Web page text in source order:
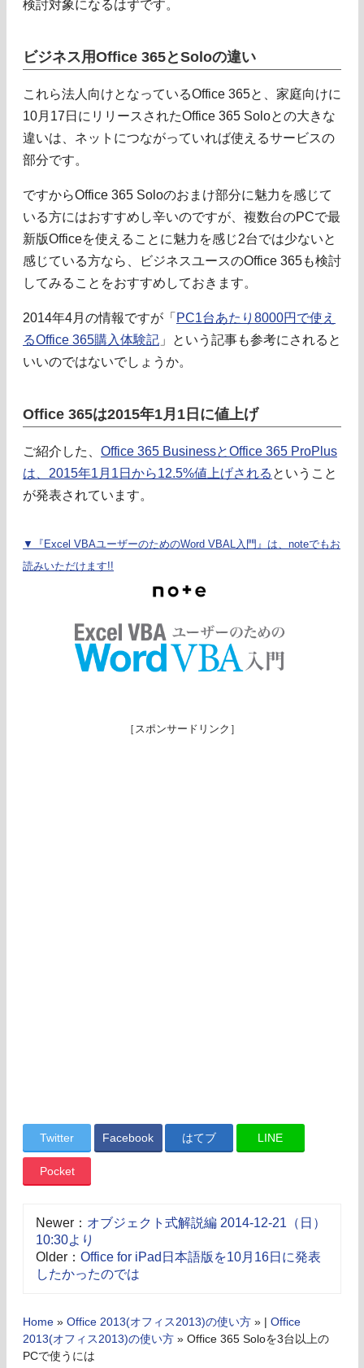
検討対象になるはずです。
ビジネス用Office 365とSoloの違い
これら法人向けとなっているOffice 365と、家庭向けに
10月17日にリリースされたOffice 365 Soloとの大きな
違いは、ネットにつながっていれば使えるサービスの
部分です。
ですからOffice 365 Soloのおまけ部分に魅力を感じて
いる方にはおすすめし辛いのですが、複数台のPCで最
新版Officeを使えることに魅力を感じ2台では少ないと
感じている方なら、ビジネスユースのOffice 365も検討
してみることをおすすめしておきます。
2014年4月の情報ですが「 PC1台あたり8000円で使え
るOffice 365購入体験記 」という記事も参考にされると
いいのではないでしょうか。
Office 365は2015年1月1日に値上げ
ご紹介した、 Office 365 BusinessとOffice 365 ProPlus
は、2015年1月1日から12.5%値上げされる ということ
が発表されています。
▼『Excel VBAユーザーのためのWord VBAL入門』は、noteでもお
読みいただけます!!
［スポンサードリンク］
Twitter Facebook はてブ LINE
Pocket
Newer： オブジェクト式解説編 2014-12-21（日）
10:30より
Older： Office for iPad日本語版を10月16日に発表
したかったのでは
Home » Office 2013(オフィス2013)の使い方 » | Office
2013(オフィス2013)の使い方 » Office 365 Soloを3台以上の
PCで使うには